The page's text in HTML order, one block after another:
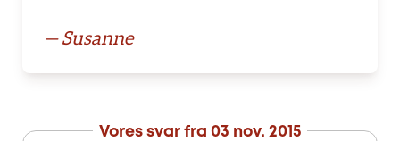
— Susanne
Vores svar fra 03 nov. 2015